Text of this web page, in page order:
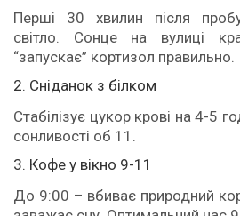
Перші 30 хвилин після
світло. Сонце на вулиці
“запускає” кортизол правильно.
2. Сніданок з білком
Стабілізує цукор крові на 4-5
сонливості об 11.
3. Кофе у вікно 9-11
До 9:00 – вбиває природний